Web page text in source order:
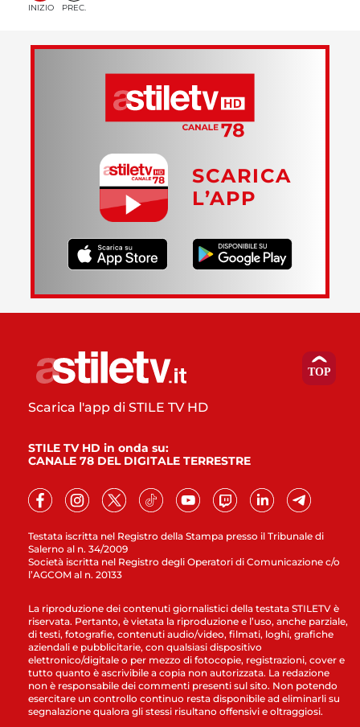
INIZIO PREC.
SCARICA
L’APP
Testata iscritta nel Registro della Stampa presso il Tribunale di
Salerno al n. 34/2009
Società iscritta nel Registro degli Operatori di Comunicazione c/o
l’AGCOM al n. 20133
Scarica l'app di STILE TV HD
STILE TV HD in onda su:
CANALE 78 DEL DIGITALE TERRESTRE
La riproduzione dei contenuti giornalistici della testata STILETV è
riservata. Pertanto, è vietata la riproduzione e l’uso, anche parziale,
di testi, fotografie, contenuti audio/video, filmati, loghi, grafiche
aziendali e pubblicitarie, con qualsiasi dispositivo
elettronico/digitale o per mezzo di fotocopie, registrazioni, cover e
tutto quanto è ascrivibile a copia non autorizzata. La redazione
non è responsabile dei commenti presenti sul sito. Non potendo
esercitare un controllo continuo resta disponibile ad eliminarli su
segnalazione qualora gli stessi risultano offensivi e oltraggiosi.